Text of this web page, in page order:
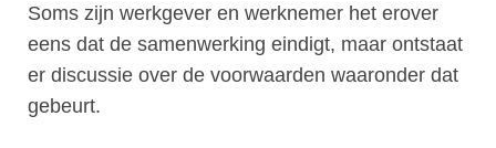
Soms zijn werkgever en werknemer het erover
eens dat de samenwerking eindigt, maar ontstaat
er discussie over de voorwaarden waaronder dat
gebeurt.